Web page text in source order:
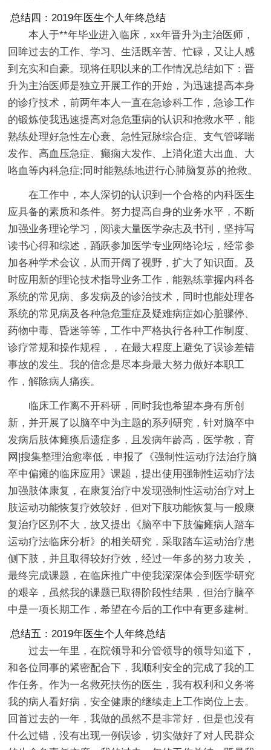
总结四：2019年医生个人年终总结
本人于**年毕业进入临床，xx年晋升为主治医师，
回眸过去的工作、学习、生活既辛苦、忙碌，又让人感
到充实和自豪。现将任职以来的工作情况总结如下：晋
升为主治医师是独立开展工作的开始，为迅速提高本身
的诊疗技术，前两年本人一直在急诊科工作，急诊工作
的锻炼使我迅速提高对急危重病的认识和抢救水平，能
熟练处理好急性左心衰、急性冠脉综合症、支气管哮喘
发作、高血压急症、癫痫大发作、上消化道大出血、大
咯血等内科急症;同时能熟练地进行心肺脑复苏的抢救。
在工作中，本人深切的认识到一个合格的内科医生
应具备的素质和条件。努力提高自身的业务水平，不断
加强业务理论学习，阅读大量医学杂志及书刊，坚持写
读书心得和综述，踊跃参加医学专业网络论坛，经常参
加各种学术会议，从而开阔了视野，扩大了知识面。及
时应用新的理论技术指导业务工作，能熟练掌握内科各
系统的常见病、多发病及的诊治技术，同时也能处理各
系统的常见病及各种急危重症及疑难病症如心脏骤停、
药物中毒、昏迷等等，工作中严格执行各种工作制度、
诊疗常规和操作规程，，在最大程度上避免了误诊差错
事故的发生。我的信念是尽本身最大努力做好本职工
作，解除病人痛疾。
临床工作离不开科研，同时我也希望本身有所创
新，并开展了以脑卒中为主题的系列研究，针对脑卒中
发病后肢体瘫痪后遗症多，且发病年龄高，医学教，育
网|搜集整理治愈率低，申报了《强制性运动疗法治疗脑
卒中偏瘫的临床应用》课题，提出使用强制性运动疗法
加强肢体康复，在康复治疗中发现强制性运动治疗对上
肢运动功能恢复疗效较好，但对下肢功能恢复与一般康
复治疗区别不大，故又提出《脑卒中下肢偏瘫病人踏车
运动疗法临床分析》的相关研究，采取踏车运动治疗患
侧下肢，并且取得较好疗效，经过一年多的努力攻关，
最终完成课题，在临床推广中使我深深体会到医学研究
的艰辛，虽然我的课题已取得阶段性结果，但治疗脑卒
中是一项长期工作，希望在今后的工作中有更多建树。
总结五：2019年医生个人年终总结
过去一年里，在院领导和分管领导的领导知道下，
和各位同事的紧密配合下，我顺利安全的完成了我的工
作任务。作为一名救死扶伤的医生，我有权利和义务将
我的病人看好病，安全健康的继续走上工作岗位上去。
回首过去的一年，我做的虽然不是非常好，但是也没有
什么过错，没有出现一例误诊，切实做好了对人民群众